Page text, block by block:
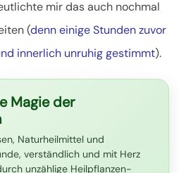
mir das auch nochmal
(denn einige Stunden zuvor
innerlich unruhig gestimmt).
Magie der
Naturheilmittel und
verständlich und mit Herz
unzählige Heilpflanzen-